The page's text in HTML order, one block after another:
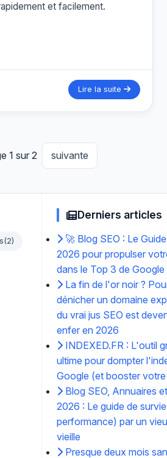
et facilement.
Lire la suite
1 sur 2 suivante
(2)
Derniers articles
🚀 Blog SEO : Le
2026 pour propulser
dans le Top 3 de Google
La fin de l'or noir ?
dénicher un domaine
du vrai jus SEO est
enfer en 2026
INDEXED.FR : L'outil
ultime pour dompter
Google (et booster votre
Blog SEO, Annuaires
2026 : Le guide de
performance) par un
vieille
Presque deux mois